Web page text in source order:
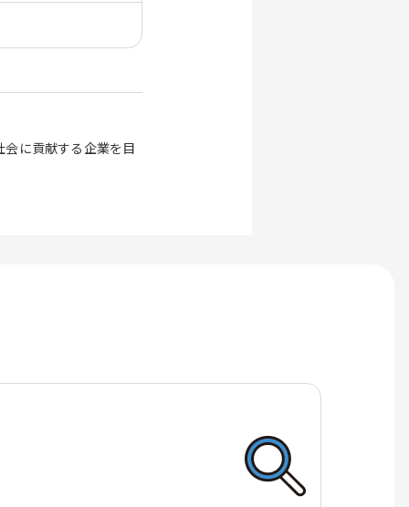
に貢献する企業を目